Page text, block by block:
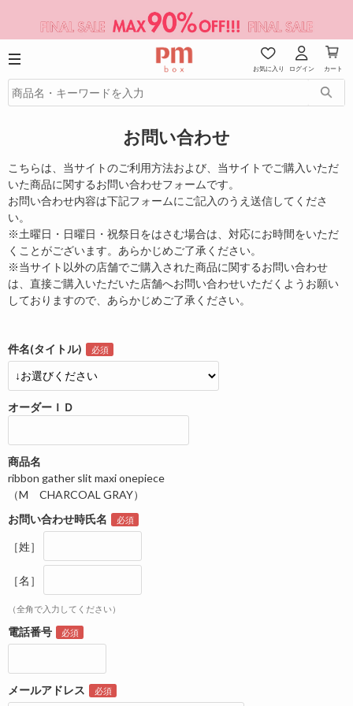
お気に入り ログイン カート
お問い合わせ
こちらは、当サイトのご利用方法および、当サイトでご購入いただ
いた商品に関するお問い合わせフォームです。
お問い合わせ内容は下記フォームにご記入のうえ送信してくださ
い。
※土曜日・日曜日・祝祭日をはさむ場合は、対応にお時間をいただ
くことがございます。あらかじめご了承ください。
※当サイト以外の店舗でご購入された商品に関するお問い合わせ
は、直接ご購入いただいた店舗へお問い合わせいただくようお願い
しておりますので、あらかじめご了承ください。
件名(タイトル)
オーダーＩＤ
商品名
ribbon gather slit maxi onepiece
（M CHARCOAL GRAY）
お問い合わせ時氏名
［姓］
［名］
（全角で入力してください）
電話番号
メールアドレス